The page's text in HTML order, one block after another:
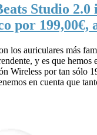
Studio 2.0
por 199,00€,
los auriculares más
y es que hemos
Wireless por tan sólo
en cuenta que